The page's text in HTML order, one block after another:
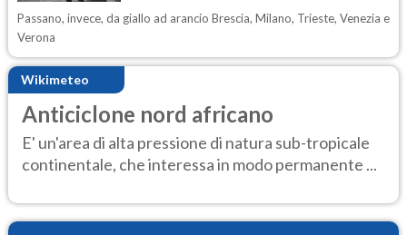
Passano, invece, da giallo ad arancio Brescia, Milano, Trieste, Venezia e
Verona
Wikimeteo
Anticiclone nord africano
E' un'area di alta pressione di natura sub-tropicale
continentale, che interessa in modo permanente ...